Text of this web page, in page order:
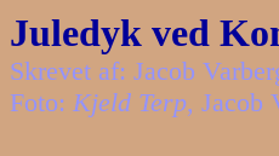
Juledyk ved
Skrevet af: Jacob
Foto: Kjeld Terp, Jacob